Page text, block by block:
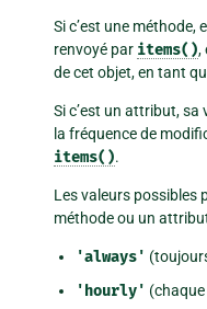
Si c’est une méthode,
renvoyé par items(),
de cet objet, en tant
Si c’est un attribut,
la fréquence de
items().
Les valeurs possibles
méthode ou un
'always'
'hourly'